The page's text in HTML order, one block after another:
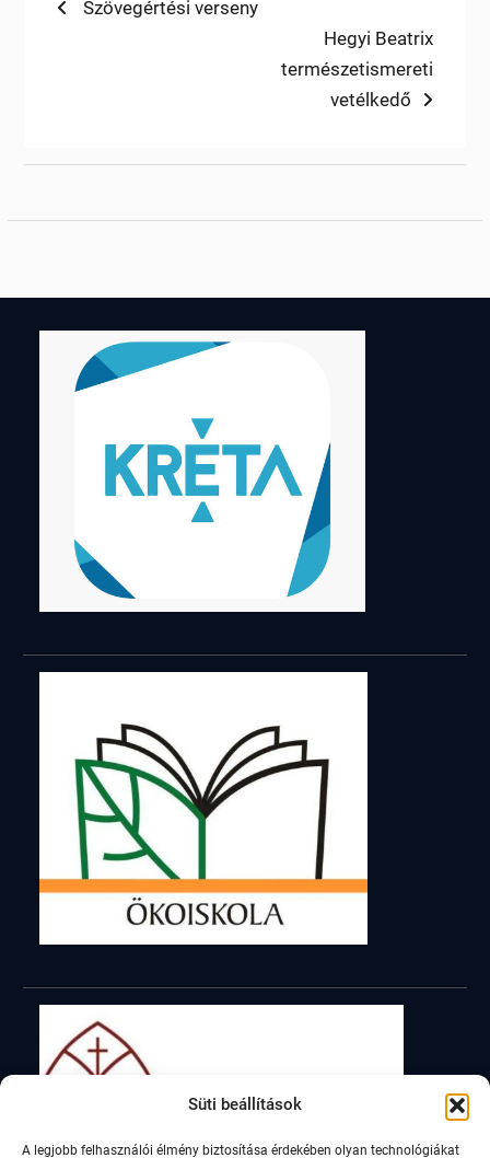
Süti beállítások
A legjobb felhasználói élmény biztosítása érdekében olyan technológiákat
Bejegyzés
Previous
Szövegértési verseny
Next
post:
Hegyi Beatrix
természetismereti
vetélkedő